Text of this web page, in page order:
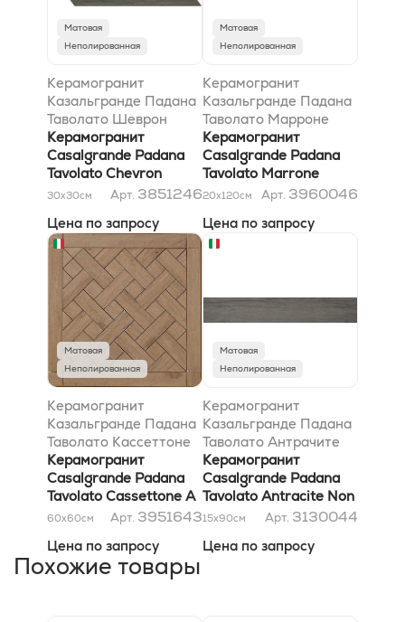
Матовая
Неполированная
Керамогранит
Казальгранде Падана
Таволато Шеврон
Марроне Скуро A
31x29,5
Керамогранит
Casalgrande Padana
Tavolato Chevron
Marrone Scuro A
30x30см Арт. 3851246
Цена по запросу
Матовая
Неполированная
Керамогранит
Казальгранде Падана
Таволато Марроне
Скуро 15x120
Керамогранит
Casalgrande Padana
Tavolato Marrone
Scuro 15x120
20x120см Арт. 3960046
Цена по запросу
Матовая
Неполированная
Керамогранит
Казальгранде Падана
Таволато Кассеттоне
A Марроне Чиаро
60x60
Керамогранит
Casalgrande Padana
Tavolato Cassettone A
Marrone Chiaro 60x60
60x60см Арт. 3951643
Цена по запросу
Матовая
Неполированная
Керамогранит
Казальгранде Падана
Таволато Антрачите
Нон Ретт 15x90
Керамогранит
Casalgrande Padana
Tavolato Antracite Non
Rett 15x90
15x90см Арт. 3130044
Цена по запросу
Похожие товары